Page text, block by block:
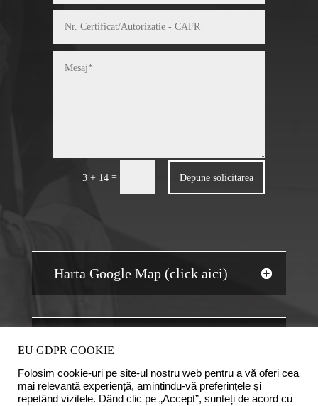
3 + 14 = Depune solicitarea
Harta Google Map (click aici)
EU GDPR COOKIE
Folosim cookie-uri pe site-ul nostru web pentru a vă oferi cea
mai relevantă experiență, amintindu-vă preferințele și
repetând vizitele. Dând clic pe „Accept”, sunteți de acord cu